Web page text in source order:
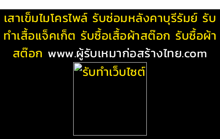
เสาเข็มไมโครไพล์ รับซ่อมหลังคาบุรีรัมย์ รับ
ทําเสื้อแจ็คเก็ต รับซื้อเสื้อผ้าสต๊อก รับซื้อผ้า
สต๊อก www.ผู้รับเหมาก่อสร้างไทย.com